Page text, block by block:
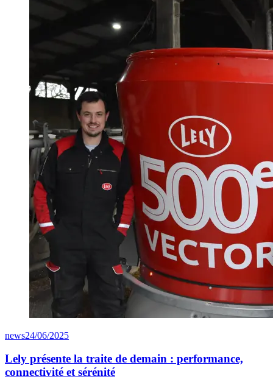
news24/06/2025
Lely présente la traite de demain : performance,
connectivité et sérénité